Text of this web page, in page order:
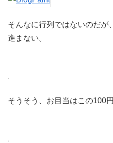
そんなに行列ではないのだが
進まない。
そうそう、お目当はこの100